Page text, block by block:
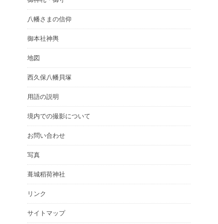
八幡さまの信仰
御本社神輿
地図
西久保八幡貝塚
用語の説明
境内での撮影について
お問い合わせ
写真
葺城稻荷神社
リンク
サイトマップ